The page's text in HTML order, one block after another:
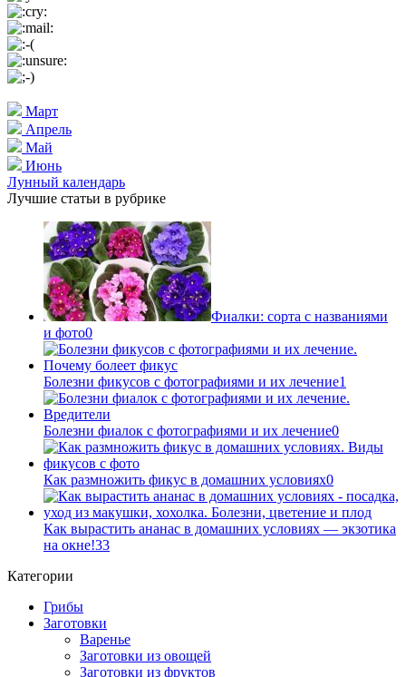
Март
Апрель
Май
Июнь
Лунный календарь
Лучшие статьи в рубрике
Фиалки: сорта с названиями
и фото0
Болезни фикусов с фотографиями и их лечение1
Болезни фиалок с фотографиями и их лечение0
Как размножить фикус в домашних условиях0
Как вырастить ананас в домашних условиях — экзотика
на окне!33
Категории
Грибы
Заготовки
Варенье
Заготовки из овощей
Заготовки из фруктов